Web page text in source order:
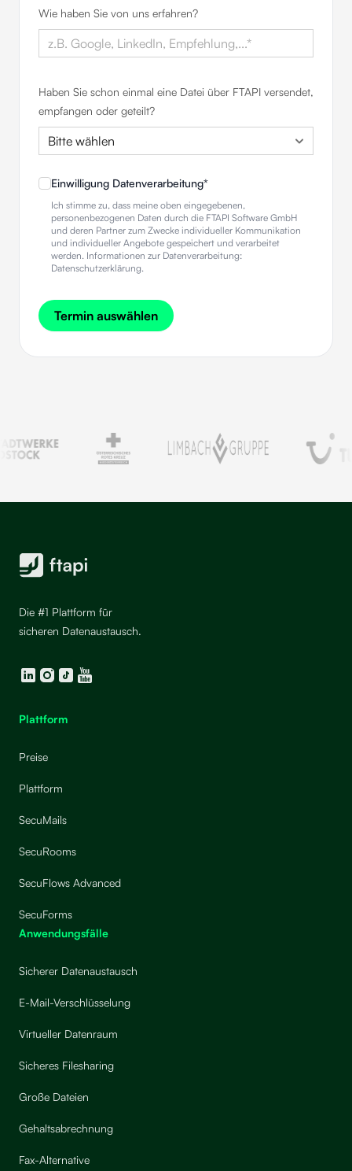
Wie haben Sie von uns erfahren?
Haben Sie schon einmal eine Datei über FTAPI versendet,
empfangen oder geteilt?
Einwilligung Datenverarbeitung*
Ich stimme zu, dass meine oben eingegebenen,
personenbezogenen Daten durch die FTAPI Software GmbH
und deren Partner zum Zwecke individueller Kommunikation
und individueller Angebote gespeichert und verarbeitet
werden. Informationen zur Datenverarbeitung:
Datenschutzerklärung.
Termin auswählen
Die #1 Plattform für
sicheren Datenaustausch.
LinkedIn
Instagram
TikTokYouTube
Plattform
Preise
Plattform
SecuMails
SecuRooms
SecuFlows Advanced
SecuForms
Anwendungsfälle
Sicherer Datenaustausch
E-Mail-Verschlüsselung
Virtueller Datenraum
Sicheres Filesharing
Große Dateien
Gehaltsabrechnung
Fax-Alternative